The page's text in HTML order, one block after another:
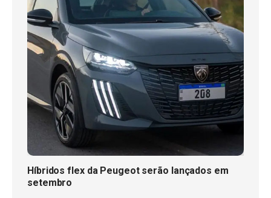
Híbridos flex da Peugeot serão lançados em
setembro